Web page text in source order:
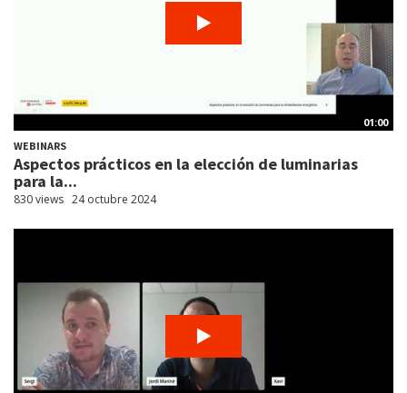
01:00
WEBINARS
Aspectos prácticos en la elección de luminarias
para la...
830 views 24 octubre 2024